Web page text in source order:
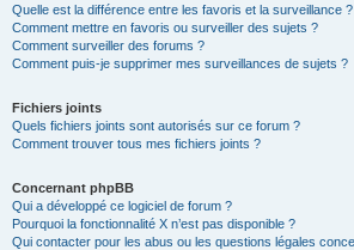
Quelle est la différence entre les favoris et la surveillance ?
Comment mettre en favoris ou surveiller des sujets ?
Comment surveiller des forums ?
Comment puis-je supprimer mes surveillances de sujets ?
Fichiers joints
Quels fichiers joints sont autorisés sur ce forum ?
Comment trouver tous mes fichiers joints ?
Concernant phpBB
Qui a développé ce logiciel de forum ?
Pourquoi la fonctionnalité X n’est pas disponible ?
Qui contacter pour les abus ou les questions légales